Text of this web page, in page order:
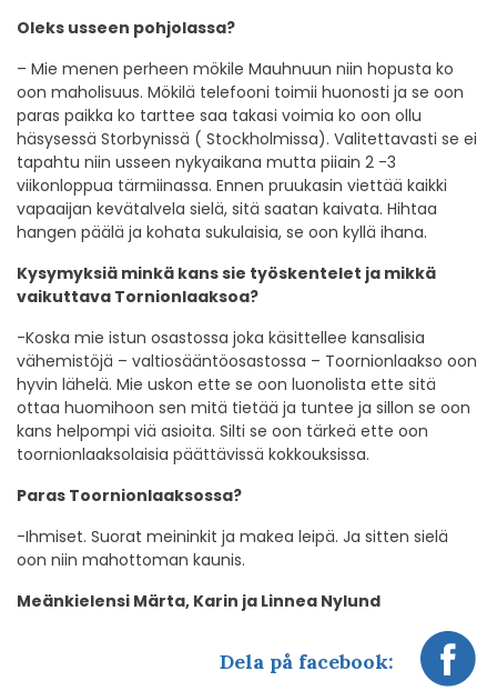
Oleks usseen pohjolassa?
– Mie menen perheen mökile Mauhnuun niin hopusta ko
oon maholisuus. Mökilä telefooni toimii huonosti ja se oon
paras paikka ko tarttee saa takasi voimia ko oon ollu
häsysessä Storbynissä ( Stockholmissa). Valitettavasti se ei
tapahtu niin usseen nykyaikana mutta piiain 2 -3
viikonloppua tärmiinassa. Ennen pruukasin viettää kaikki
vapaaijan kevätalvela sielä, sitä saatan kaivata. Hihtaa
hangen päälä ja kohata sukulaisia, se oon kyllä ihana.
Kysymyksiä minkä kans sie työskentelet ja mikkä
vaikuttava Tornionlaaksoa?
-Koska mie istun osastossa joka käsittellee kansalisia
vähemistöjä – valtiosääntöosastossa – Toornionlaakso oon
hyvin lähelä. Mie uskon ette se oon luonolista ette sitä
ottaa huomihoon sen mitä tietää ja tuntee ja sillon se oon
kans helpompi viä asioita. Silti se oon tärkeä ette oon
toornionlaaksolaisia päättävissä kokkouksissa.
Paras Toornionlaaksossa?
-Ihmiset. Suorat meininkit ja makea leipä. Ja sitten sielä
oon niin mahottoman kaunis.
Meänkielensi Märta, Karin ja Linnea Nylund
Dela på facebook: